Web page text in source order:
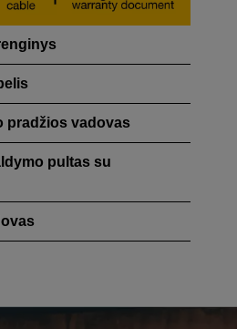
pradžios vadovas
pultas su